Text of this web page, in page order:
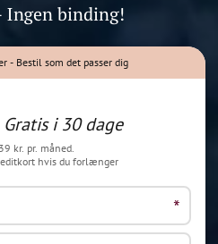
- Bestil som det passer dig
Gratis i 30 dage
kr. pr. måned.
hvis du forlænger